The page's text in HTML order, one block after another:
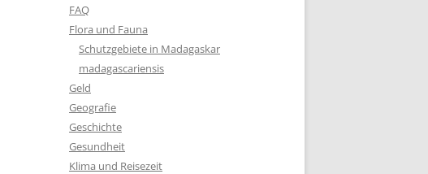
FAQ
Flora und Fauna
Schutzgebiete in Madagaskar
madagascariensis
Geld
Geografie
Geschichte
Gesundheit
Klima und Reisezeit